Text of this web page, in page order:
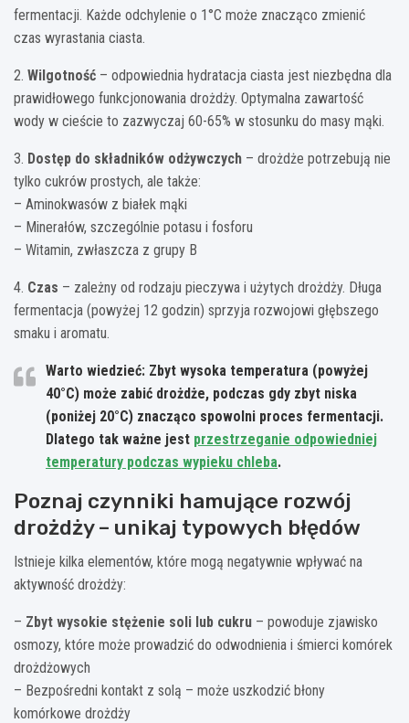
fermentacji. Każde odchylenie o 1°C może znacząco zmienić
czas wyrastania ciasta.
2. Wilgotność – odpowiednia hydratacja ciasta jest niezbędna dla
prawidłowego funkcjonowania drożdży. Optymalna zawartość
wody w cieście to zazwyczaj 60-65% w stosunku do masy mąki.
3. Dostęp do składników odżywczych – drożdże potrzebują nie
tylko cukrów prostych, ale także:
– Aminokwasów z białek mąki
– Minerałów, szczególnie potasu i fosforu
– Witamin, zwłaszcza z grupy B
4. Czas – zależny od rodzaju pieczywa i użytych drożdży. Długa
fermentacja (powyżej 12 godzin) sprzyja rozwojowi głębszego
smaku i aromatu.
Warto wiedzieć: Zbyt wysoka temperatura (powyżej
40°C) może zabić drożdże, podczas gdy zbyt niska
(poniżej 20°C) znacząco spowolni proces fermentacji.
Dlatego tak ważne jest przestrzeganie odpowiedniej
temperatury podczas wypieku chleba.
Poznaj czynniki hamujące rozwój
drożdży – unikaj typowych błędów
Istnieje kilka elementów, które mogą negatywnie wpływać na
aktywność drożdży:
– Zbyt wysokie stężenie soli lub cukru – powoduje zjawisko
osmozy, które może prowadzić do odwodnienia i śmierci komórek
drożdżowych
– Bezpośredni kontakt z solą – może uszkodzić błony
komórkowe drożdży